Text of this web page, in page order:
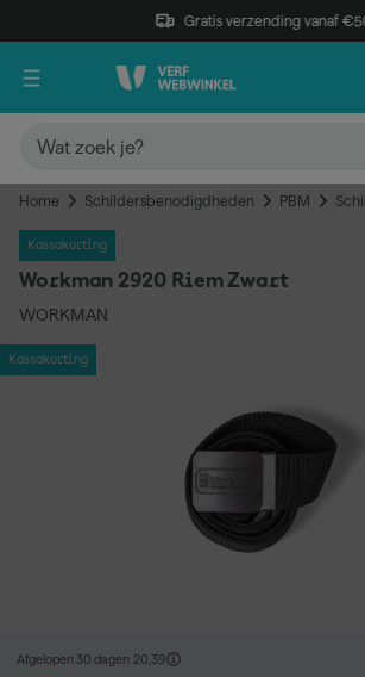
Gratis verzending vanaf
Home Schildersbenodigdheden PBM
Kassakorting
Workman 2920 Riem Zwart
WORKMAN
Kassakorting
Afgelopen 30 dagen 20,39